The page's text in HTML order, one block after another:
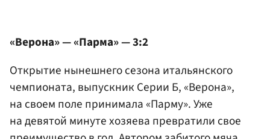
«Верона» — «Парма» — 3:2
Открытие нынешнего сезона итальянского
чемпионата, выпускник Серии Б, «Верона»,
на своем поле принимала «Парму». Уже
на девятой минуте хозяева превратили свое